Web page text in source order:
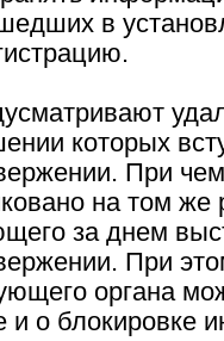
в
которых
При
на том же
за днем
При
органа
о блокировке